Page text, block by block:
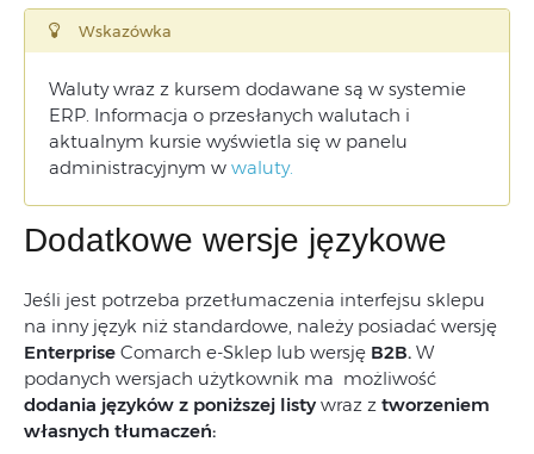
Wskazówka
Waluty wraz z kursem dodawane są w systemie
ERP. Informacja o przesłanych walutach i
aktualnym kursie wyświetla się w panelu
administracyjnym w waluty.
Dodatkowe wersje językowe
Jeśli jest potrzeba przetłumaczenia interfejsu sklepu
na inny język niż standardowe, należy posiadać wersję
Enterprise Comarch e-Sklep lub wersję B2B. W
podanych wersjach użytkownik ma możliwość
dodania języków z poniższej listy wraz z tworzeniem
własnych tłumaczeń: